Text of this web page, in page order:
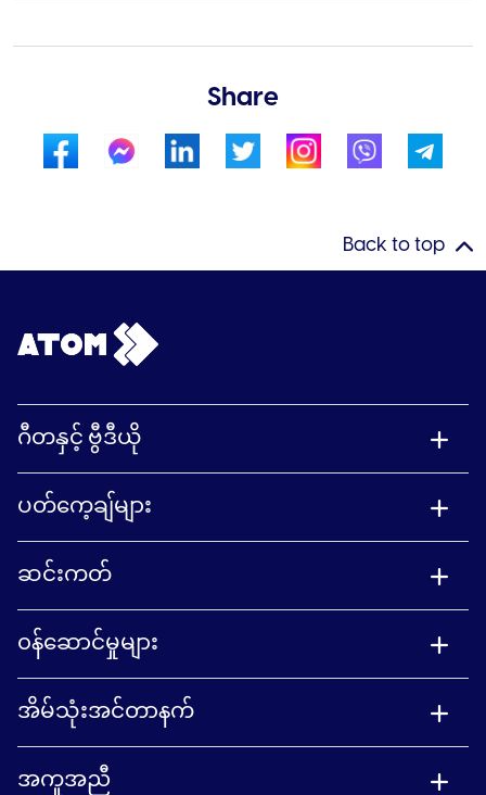
Share
Back to top
ဂီတနှင့် ဗွီဒီယို
ပတ်ကေ့ချ်များ
ဆင်းကတ်
၀န်ဆောင်မှုများ
အိမ်သုံးအင်တာနက်
အကူအညီ